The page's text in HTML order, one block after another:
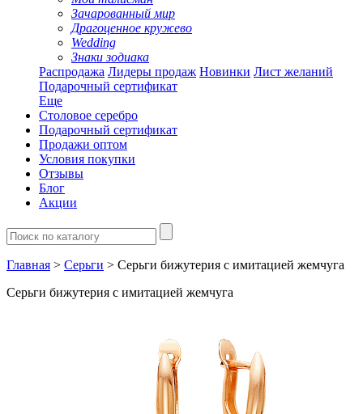
Зачарованный мир
Драгоценное кружево
Wedding
Знаки зодиака
Распродажа Лидеры продаж Новинки Лист желаний
Подарочный сертификат
Еще
Столовое серебро
Подарочный сертификат
Продажи оптом
Условия покупки
Отзывы
Блог
Акции
Главная > Серьги > Серьги бижутерия с имитацией жемчуга
Серьги бижутерия с имитацией жемчуга